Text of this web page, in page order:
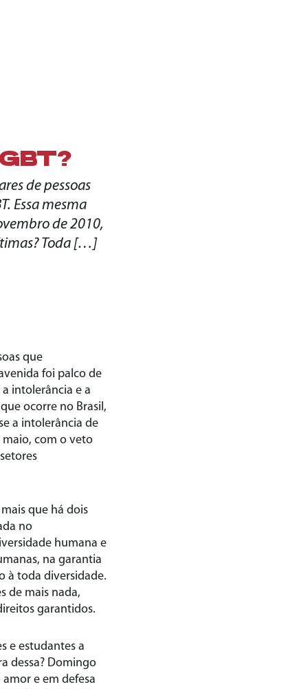
de pessoas
Essa mesma
de 2010,
Toda […]
que
foi palco de
intolerância e a
ocorre no Brasil,
a intolerância de
maio, com o veto
que há dois
no
humana e
na garantia
à toda diversidade.
de mais nada,
garantidos.
e estudantes a
dessa? Domingo
e em defesa